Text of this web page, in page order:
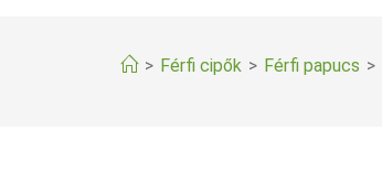
> Férfi cipők > Férfi papucs >